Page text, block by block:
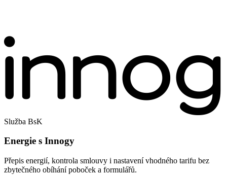
Služba BsK
Energie s Innogy
Přepis energií, kontrola smlouvy i nastavení vhodného tarifu bez
zbytečného obíhání poboček a formulářů.